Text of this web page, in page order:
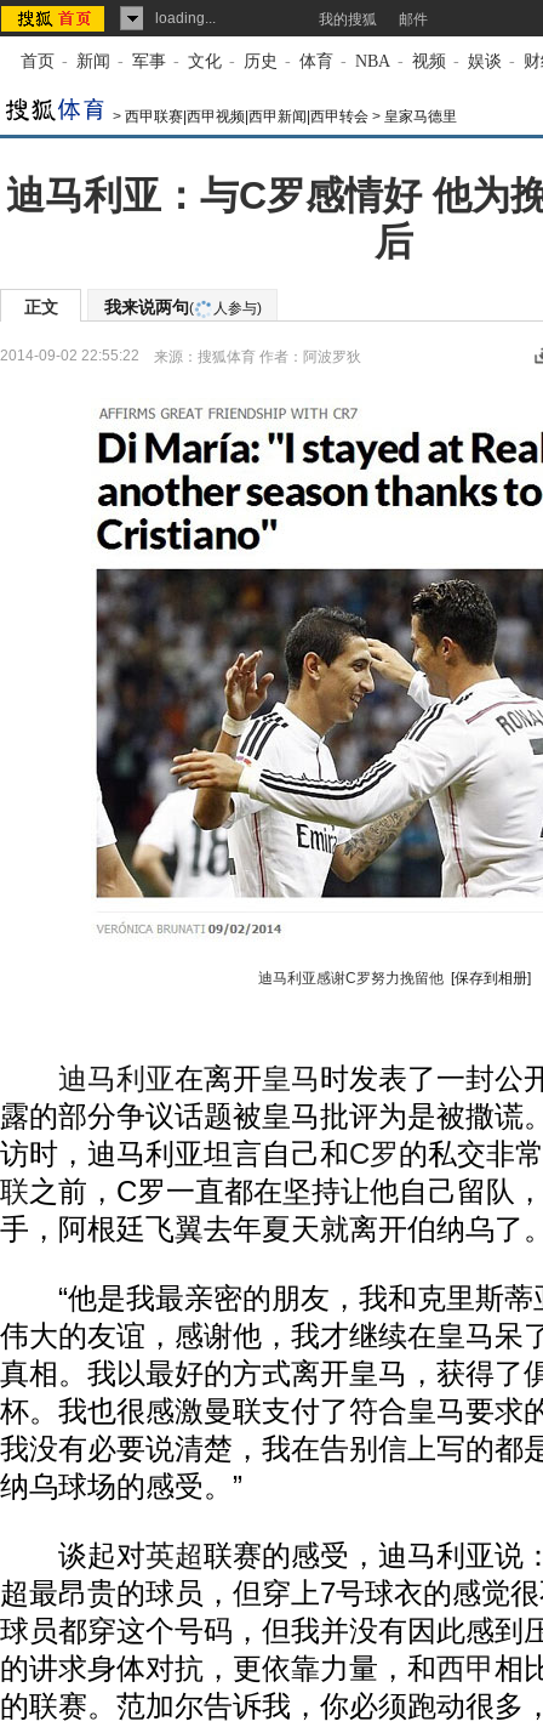
loading... 我的搜狐 邮件
首页 - 新闻 - 军事 - 文化 - 历史 - 体育 - NBA - 视频 - 娱谈 -
> 西甲联赛|西甲视频|西甲新闻|西甲转会 > 皇家马德里
迪马利亚：与C罗感情好 他为
后
正文 我来说两句( 人参与)
2014-09-02 22:55:22 来源： 搜狐体育 作者：阿波罗狄
迪马利亚感谢C罗努力挽留他 [保存到相册]
迪马利亚在离开皇马时发表了一封公
露的部分争议话题被皇马批评为是被撒谎
访时，迪马利亚坦言自己和C罗的私交非
联之前，C罗一直都在坚持让他自己留队
手，阿根廷飞翼去年夏天就离开伯纳乌了
“他是我最亲密的朋友，我和克里斯蒂
伟大的友谊，感谢他，我才继续在皇马呆
真相。我以最好的方式离开皇马，获得了
杯。我也很感激曼联支付了符合皇马要求
我没有必要说清楚，我在告别信上写的都
纳乌球场的感受。”
谈起对英超联赛的感受，迪马利亚说
超最昂贵的球员，但穿上7号球衣的感觉
球员都穿这个号码，但我并没有因此感到
的讲求身体对抗，更依靠力量，和西甲相
的联赛。范加尔告诉我，你必须跑动很多